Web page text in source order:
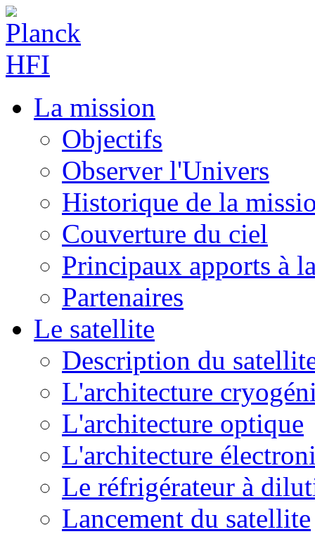
La mission
Objectifs
Observer l'Univers
Historique de la
Couverture du ciel
Principaux apports à
Partenaires
Le satellite
Description du
L'architecture
L'architecture optique
L'architecture
Le réfrigérateur à
Lancement du satellite